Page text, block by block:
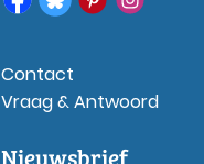
Contact
Vraag & Antwoord
Nieuwsbrief